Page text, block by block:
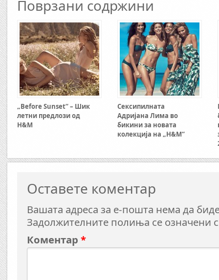
Поврзани содржини
„Before Sunset“ – Шик
летни предлози од
H&M
Сексипилната
Адријана Лима во
бикини за новата
колекција на „H&M“
Оставете коментар
Вашата адреса за е-пошта нема да
Задолжителните полиња се означени
Коментар *